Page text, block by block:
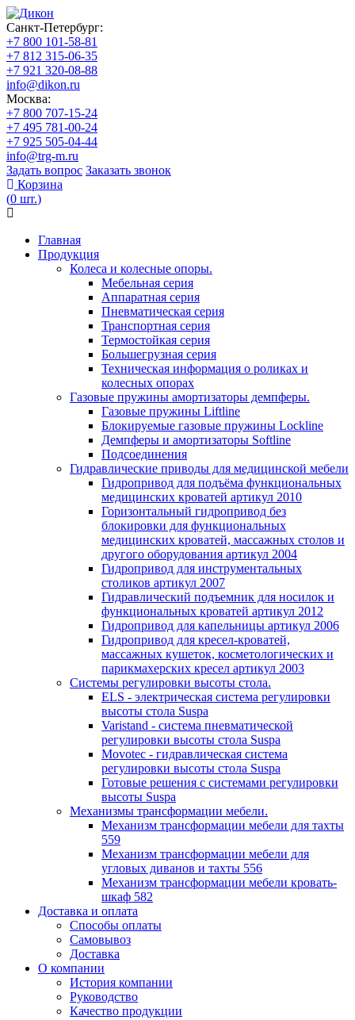
Санкт-Петербург:
+7 800 101-58-81
+7 812 315-06-35
+7 921 320-08-88
info@dikon.ru
Москва:
+7 800 707-15-24
+7 495 781-00-24
+7 925 505-04-44
info@trg-m.ru
Задать вопрос Заказать звонок
Корзина
(0 шт.)
Главная
Продукция
Колеса и колесные опоры.
Мебельная серия
Аппаратная серия
Пневматическая серия
Транспортная серия
Термостойкая серия
Большегрузная серия
Техническая информация о роликах и
колесных опорах
Газовые пружины амортизаторы демпферы.
Газовые пружины Liftline
Блокируемые газовые пружины Lockline
Демпферы и амортизаторы Softline
Подсоединения
Гидравлические приводы для медицинской мебели
Гидропривод для подъёма функциональных
медицинских кроватей артикул 2010
Горизонтальный гидропривод без
блокировки для функциональных
медицинских кроватей, массажных столов и
другого оборудования артикул 2004
Гидропривод для инструментальных
столиков артикул 2007
Гидравлический подъемник для носилок и
функциональных кроватей артикул 2012
Гидропривод для капельницы артикул 2006
Гидропривод для кресел-кроватей,
массажных кушеток, косметологических и
парикмахерских кресел артикул 2003
Системы регулировки высоты стола.
ELS - электрическая система регулировки
высоты стола Suspa
Varistand - система пневматической
регулировки высоты стола Suspa
Movotec - гидравлическая система
регулировки высоты стола Suspa
Готовые решения с системами регулировки
высоты Suspa
Механизмы трансформации мебели.
Механизм трансформации мебели для тахты
559
Механизм трансформации мебели для
угловых диванов и тахты 556
Механизм трансформации мебели кровать-
шкаф 582
Доставка и оплата
Способы оплаты
Самовывоз
Доставка
О компании
История компании
Руководство
Качество продукции